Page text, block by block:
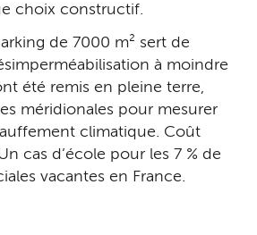
choix constructif.
de 7 000 m² sert de
à moindre
été remis en pleine terre,
méridionales pour mesurer
climatique. Coût
cas d’école pour les 7 % de
vacantes en France.